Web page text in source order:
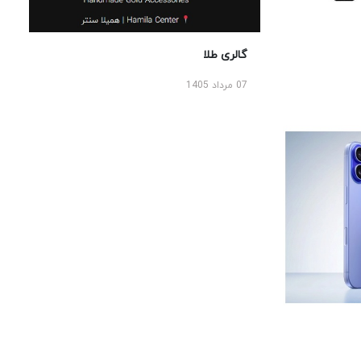
گالری طلا
07 مرداد 1405